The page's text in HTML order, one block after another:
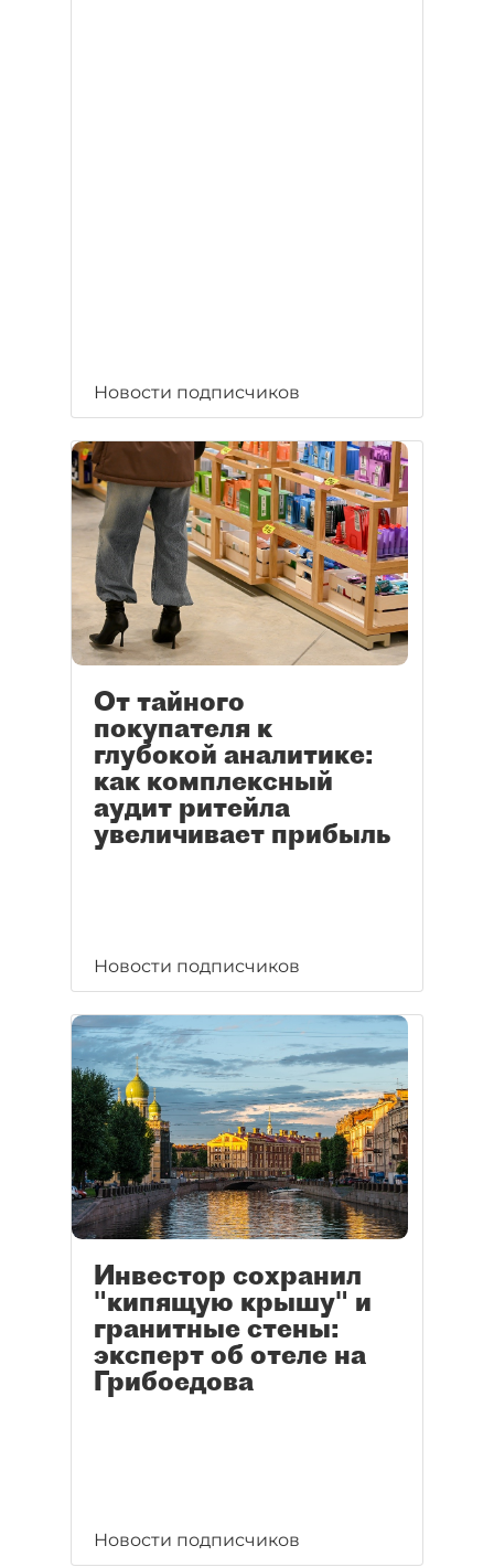
Новости подписчиков
От тайного
покупателя к
глубокой аналитике:
как комплексный
аудит ритейла
увеличивает прибыль
Новости подписчиков
Инвестор сохранил
"кипящую крышу" и
гранитные стены:
эксперт об отеле на
Грибоедова
Новости подписчиков